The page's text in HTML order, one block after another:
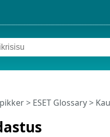
> ESET Glossary>